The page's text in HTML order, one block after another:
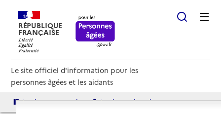
RÉPUBLIQUE
FRANÇAISE
Le site officiel d'information pour les
personnes âgées et les aidants
Accès aux annuaires Accès par besoin